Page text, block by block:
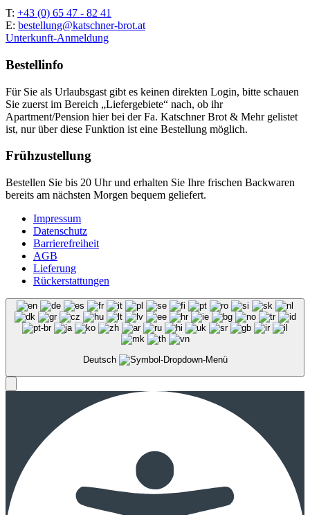
T: +43 (0) 65 47 - 82 41
E: bestellung@katschner-brot.at
Unterkunft-Anmeldung
Bestellinfo
Für Sie als Urlaubsgast gibt es keinen direkten Login, bitte schauen
Sie zuerst im Bereich „Liefergebiete“ nach, ob ihr
Apartment/Pension hier bei der Fa. Katschner Brot & Mehr gelistet
ist, nur über diese Funktion ist eine Bestellung möglich.
Frühzustellung
Bestellen Sie bis 20 Uhr und erhalten Sie Ihre frischen Backwaren
bereits am nächsten Morgen bequem geliefert.
Impressum
Datenschutz
Barrierefreiheit
AGB
Lieferung
Rückerstattungen
Deutsch